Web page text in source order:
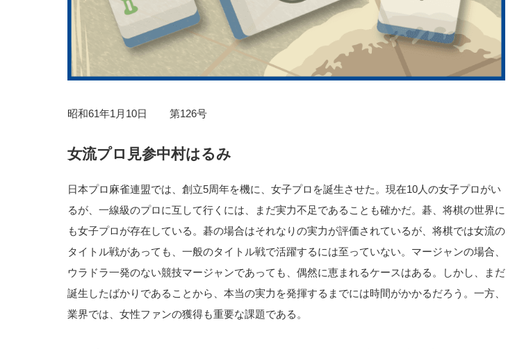
昭和61年1月10日 第126号
女流プロ見参中村はるみ
日本プロ麻雀連盟では、創立5周年を機に、女子プロを誕生させた。現在10人の女子プロがい
るが、一線級のプロに互して行くには、まだ実力不足であることも確かだ。碁、将棋の世界に
も女子プロが存在している。碁の場合はそれなりの実力が評価されているが、将棋では女流の
タイトル戦があっても、一般のタイトル戦で活躍するには至っていない。マージャンの場合、
ウラドラ一発のない競技マージャンであっても、偶然に恵まれるケースはある。しかし、まだ
誕生したばかりであることから、本当の実力を発揮するまでには時間がかかるだろう。一方、
業界では、女性ファンの獲得も重要な課題である。